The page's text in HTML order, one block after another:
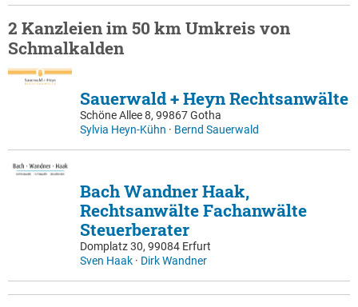
2 Kanzleien im 50 km Umkreis von
Schmalkalden
Sauerwald + Heyn Rechtsanwälte
Schöne Allee 8, 99867 Gotha
Sylvia Heyn-Kühn · Bernd Sauerwald
Bach Wandner Haak,
Rechtsanwälte Fachanwälte
Steuerberater
Domplatz 30, 99084 Erfurt
Sven Haak · Dirk Wandner